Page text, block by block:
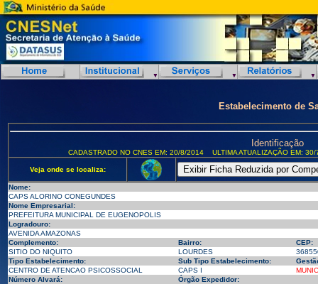
Estabelecimento de
Identificação
CADASTRADO NO CNES EM: 20/8/2014 ULTIMA ATUALIZAÇÃO EM:
Veja onde se localiza:
Nome:
CAPS ALORINO CONEGUNDES
Nome Empresarial:
PREFEITURA MUNICIPAL DE EUGENOPOLIS
Logradouro:
AVENIDA AMAZONAS
Complemento:
Bairro:
CEP:
SITIO DO NIQUITO
LOURDES
Tipo Estabelecimento:
Sub Tipo Estabelecimento:
CENTRO DE ATENCAO PSICOSSOCIAL
CAPS I
Número Alvará:
Órgão Expedidor: